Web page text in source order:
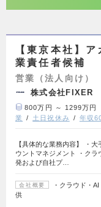
【東京本社】
業責任者候補
営業（法人向け）
株式会社FIXER
800万円 ～ 1299万円
業
土日祝休み 年収
【具体的な業務内容】 ・
ウントマネジメント ・クラ
発および自社プ…
会社概要
・クラウド・
供